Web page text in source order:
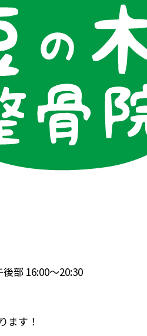
後部 16:00～20:30
ます！